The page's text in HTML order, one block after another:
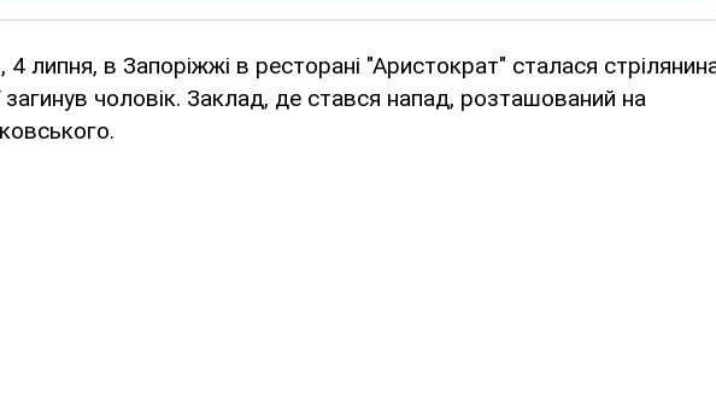
4 липня, в Запоріжжі в ресторані "Аристократ" сталася
загинув чоловік. Заклад, де стався напад, розташований на